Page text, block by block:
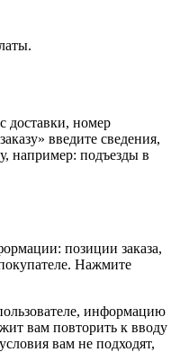
доставки, номер
введите сведения,
например: подъезды в
позиции заказа,
Нажмите
информацию
вам повторить к вводу
вам не подходят,